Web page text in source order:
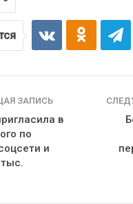
ЗАПИСЬ
в
по
и